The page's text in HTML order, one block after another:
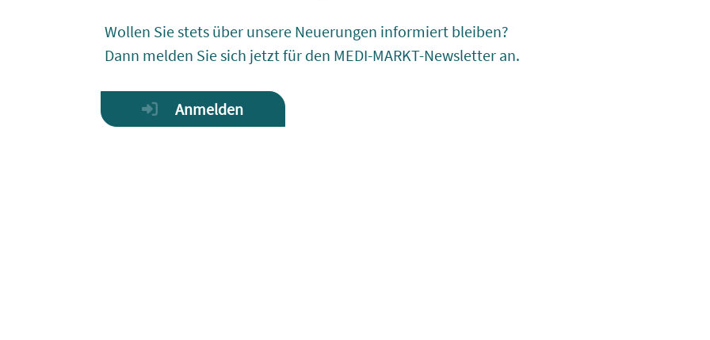
Wollen Sie stets über unsere Neuerungen informiert bleiben?
Dann melden Sie sich jetzt für den MEDI-MARKT-Newsletter an.
Anmelden